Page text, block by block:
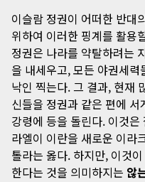
이슬람 정권이 어떠한 반대
위하여 이러한 핑계를 활용
정권은 나라를 약탈하려는
을 내세우고, 모든 야권세
낙인 찍는다. 그 결과, 현재
신들을 정권과 같은 편에
강령에 등을 돌린다. 이것
라엘이 이란을 새로운 이라
톨라는 옳다. 하지만, 이것
한다는 것을 의미하지는 않